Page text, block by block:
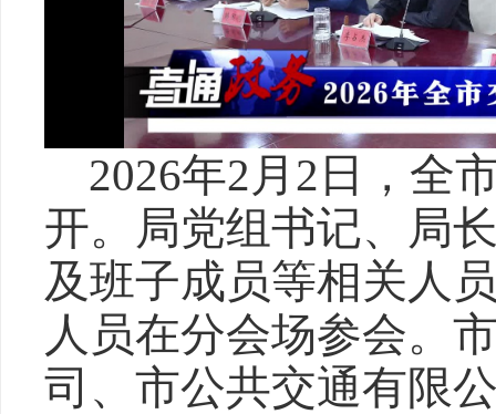
2026年2月2日，全
开。局党组书记、局
及班子成员等相关人
人员在分会场参会。
司、市公共交通有限